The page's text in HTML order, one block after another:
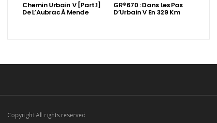
Chemin Urbain V [Part.1]
De L’Aubrac À Mende
GR®670 : Dans Les Pas
D’Urbain V En 329 Km
Copyright All rights reserved